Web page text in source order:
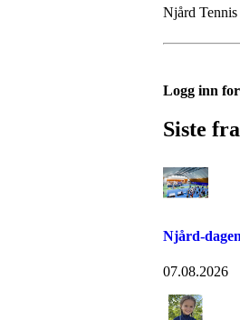
Njård Tennis
Logg inn
Siste
Njård-
07.08.2026